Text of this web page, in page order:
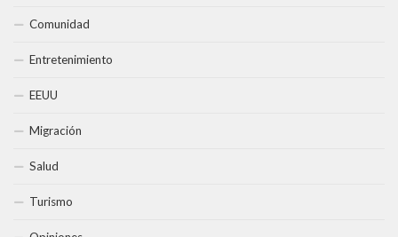
Comunidad
Entretenimiento
EEUU
Migración
Salud
Turismo